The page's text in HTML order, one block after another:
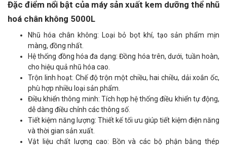
Đặc điểm nổi bật của máy sản xuất kem dưỡng thể nhũ
hoá chân không 5000L
Nhũ hóa chân không: Loại bỏ bọt khí, tạo sản phẩm mịn
màng, đồng nhất.
Hệ thống đồng hóa đa dạng: Đồng hóa trên, dưới, tuần hoàn,
cho hiệu quả nhũ hóa cao.
Trộn linh hoạt: Chế độ trộn một chiều, hai chiều, dải xoắn ốc,
phù hợp nhiều loại sản phẩm.
Điều khiển thông minh: Tích hợp hệ thống điều khiển tự động,
dễ dàng điều chỉnh các thông số.
Tiết kiệm năng lượng: Thiết kế tối ưu giúp tiết kiệm điện năng
và thời gian sản xuất.
Vật liệu chất lượng cao: Bồn và các bộ phận bằng thép